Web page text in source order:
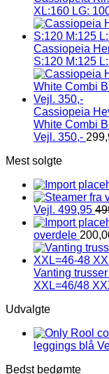
XL:160 LG:
Cassiopeia
S:120 M:125
Cassiopeia
White Combi
Vejl. 350,-
Mest solgte
Vejl. 499,95
overdele
Vanting
XXL=46/48
Udvalgte
leggings blå
Bedst bedømte